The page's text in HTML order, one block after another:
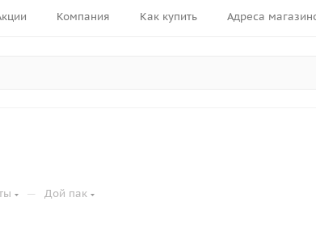
Компания Как купить Адреса
— Дой пак